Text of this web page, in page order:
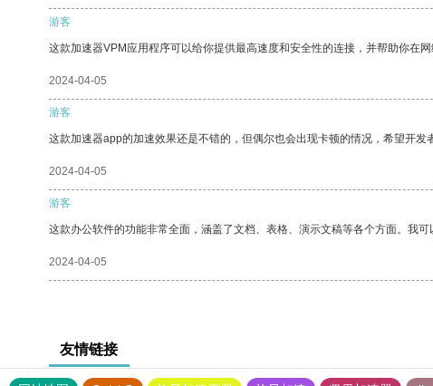
游客
这款加速器VPM应用程序可以给你提供最高速度和安全性的连接，并帮助你在网
2024-04-05
游客
这款加速器app的加速效果还是不错的，但偶尔也会出现卡顿的情况，希望开发
2024-04-05
游客
这款办公软件的功能非常全面，涵盖了文档、表格、演示文稿等各个方面。我
2024-04-05
友情链接